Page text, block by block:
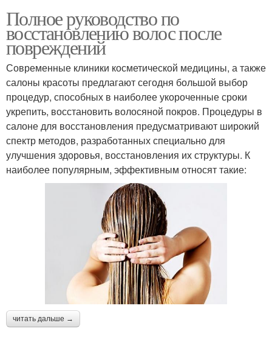
Полное руководство по
восстановлению волос после
повреждений
Современные клиники косметической медицины, а также
салоны красоты предлагают сегодня большой выбор
процедур, способных в наиболее укороченные сроки
укрепить, восстановить волосяной покров. Процедуры в
салоне для восстановления предусматривают широкий
спектр методов, разработанных специально для
улучшения здоровья, восстановления их структуры. К
наиболее популярным, эффективным относят такие:
читать дальше →